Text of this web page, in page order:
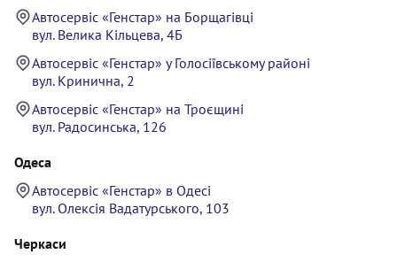
Автосервіс «Генстар» на Борщагівці
вул. Велика Кільцева, 4Б
Автосервіс «Генстар» у Голосіївському районі
вул. Кринична, 2
Автосервіс «Генстар» на Троєщині
вул. Радосинська, 126
Одеса
Автосервіс «Генстар» в Одесі
вул. Олексія Вадатурського, 103
Черкаси